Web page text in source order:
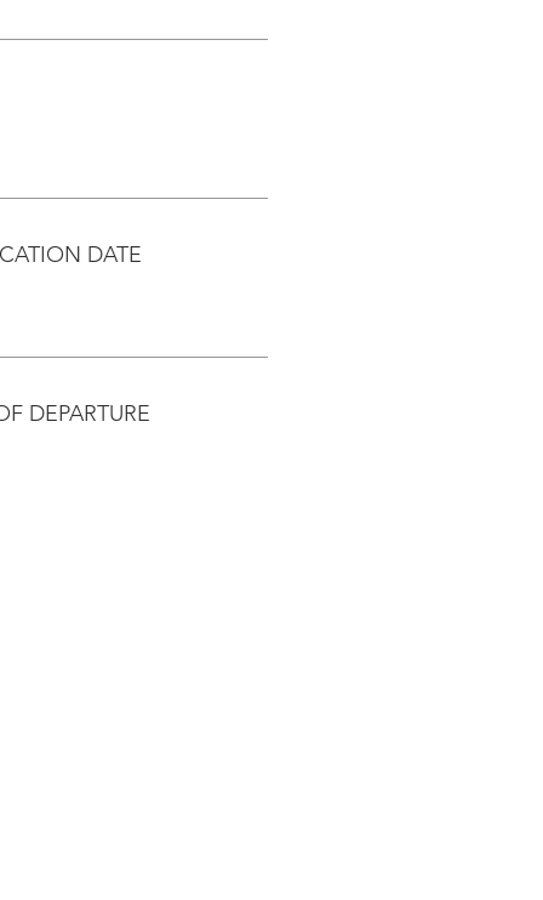
DATE
DEPARTURE